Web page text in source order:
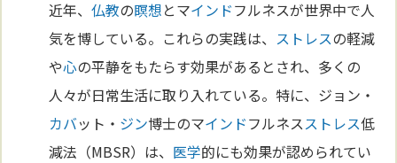
近年、仏教の瞑想とマインドフルネスが世界中で人
気を博している。これらの実践は、 ストレスの軽減
や心の平静をもたらす効果があるとされ、多くの
人々が日常生活に取り入れている。特に、ジョン・
カバット・ ジン博士のマインドフルネスストレス低
減法（MBSR）は、 医学的にも効果が認められてい